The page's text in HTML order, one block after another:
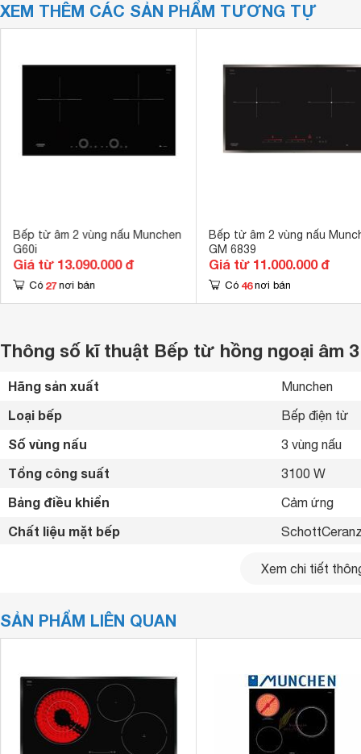
XEM THÊM CÁC SẢN PHẨM TƯƠNG TỰ
Bếp từ âm 2 vùng nấu Munchen
G60i
Giá từ 13.090.000 đ
Có 27 nơi bán
Bếp từ âm 2 vùng nấu
GM 6839
Giá từ 11.000.000 đ
Có 46 nơi bán
Thông số kĩ thuật Bếp từ hồng ngoại âm
Hãng sản xuất Munchen
Loại bếp Bếp điện từ
Số vùng nấu 3 vùng nấu
Tổng công suất 3100 W
Bảng điều khiển Cảm ứng
Chất liệu mặt bếp
Chỉ sử dụng
Kích thước
Xem chi tiết
SẢN PHẨM LIÊN QUAN